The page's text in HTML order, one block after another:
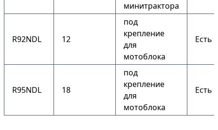
минитрактора
R92NDL 12
под
крепление
для
мотоблока
Есть
R95NDL 18
под
крепление
для
мотоблока
Есть